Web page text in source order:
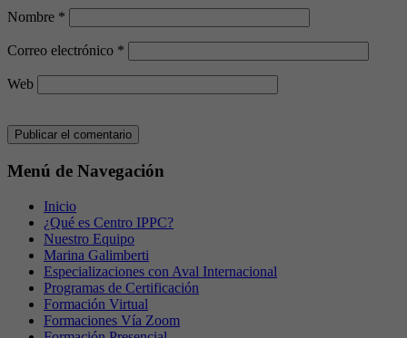
Nombre *
Correo electrónico *
Web
Menú de Navegación
Inicio
¿Qué es Centro IPPC?
Nuestro Equipo
Marina Galimberti
Especializaciones con Aval Internacional
Programas de Certificación
Formación Virtual
Formaciones Vía Zoom